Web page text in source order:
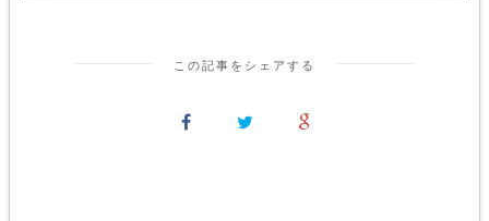
この記事をシェアする